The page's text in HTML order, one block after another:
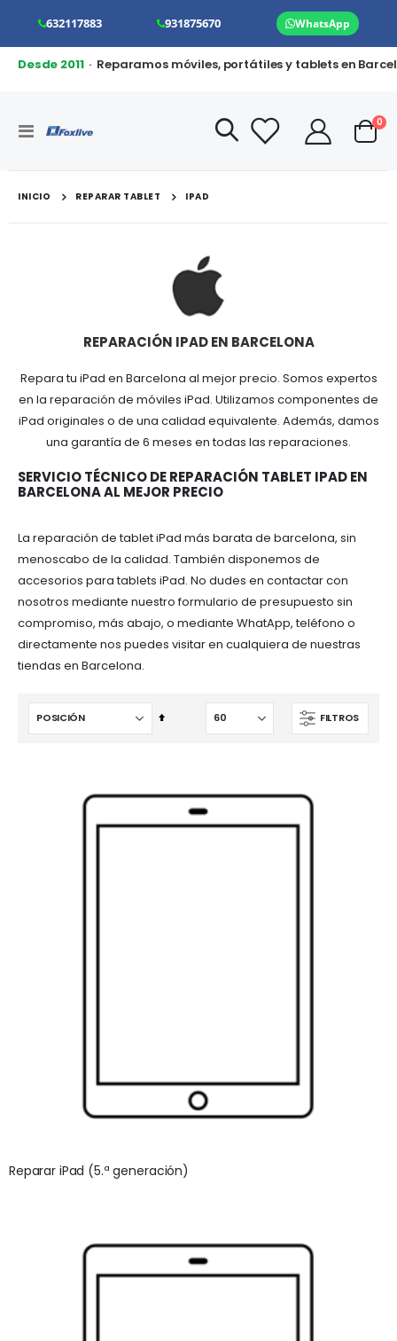
632117883 931875670 WhatsApp
Desde 2011· Reparamos móviles, portátiles y tablets en
Toggle
Cart
0
INICIO REPARAR TABLET IPAD
REPARACIÓN IPAD EN BARCELONA
Repara tu iPad en Barcelona al mejor precio. Somos expertos
en la reparación de móviles iPad. Utilizamos componentes de
iPad originales o de una calidad equivalente. Además, damos
una garantía de 6 meses en todas las reparaciones.
SERVICIO TÉCNICO DE REPARACIÓN TABLET IPAD EN
BARCELONA AL MEJOR PRECIO
La reparación de tablet iPad más barata de barcelona, sin
menoscabo de la calidad. También disponemos de
accesorios para tablets iPad. No dudes en contactar con
nosotros mediante nuestro formulario de presupuesto sin
compromiso, más abajo, o mediante WhatApp, teléfono o
directamente nos puedes visitar en cualquiera de nuestras
tiendas en Barcelona.
FILTROS
Fijar
Dirección
Reparar iPad (5.ª generación)